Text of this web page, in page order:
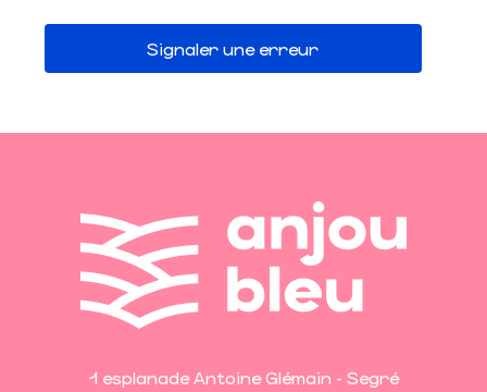
Signaler une erreur
1 esplanade Antoine Glémain - Segré